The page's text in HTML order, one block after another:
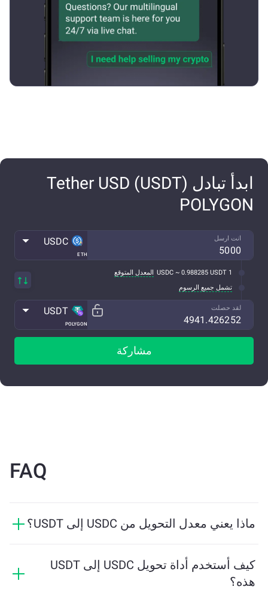
ابدأ تبادل Tether USD (USDT)
POLYGON
انت ارسل
ETH
USDC
1 USDC ~ 0.988285 USDT
المعدل المتوقع
تشمل جميع الرسوم
لقد حصلت
POLYGON
USDT
مشاركة
FAQ
ماذا يعني معدل التحويل من USDC إلى USDT؟
USDC. يتقلب هذا المعدل بناءً على ظروف السوق والعرض
والطلب والسيولة.
كيف أستخدم أداة تحويل USDC إلى USDT
هذه؟